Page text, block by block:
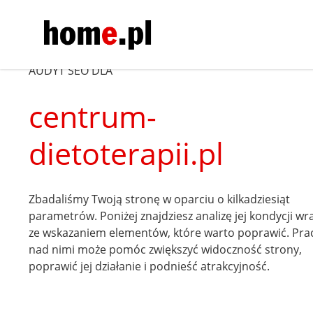
AUDYT SEO DLA
centrum-
dietoterapii.pl
Zbadaliśmy Twoją stronę w oparciu o kilkadziesiąt
parametrów. Poniżej znajdziesz analizę jej kondycji
ze wskazaniem elementów, które warto poprawić.
nad nimi może pomóc zwiększyć widoczność strony,
poprawić jej działanie i podnieść atrakcyjność.